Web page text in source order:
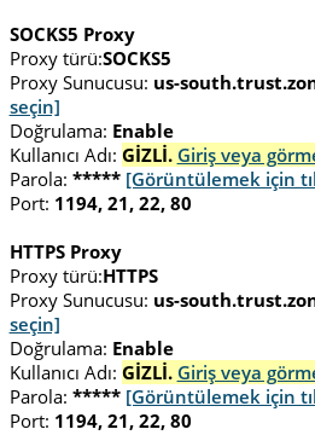
SOCKS5 Proxy
Proxy türü:SOCKS5
Proxy Sunucusu: us-
seçin]
Doğrulama: Enable
Kullanıcı Adı: GİZLİ. Giriş veya
Parola: ***** [Görüntülemek için
Port: 1194, 21, 22, 80
HTTPS Proxy
Proxy türü:HTTPS
Proxy Sunucusu: us-
seçin]
Doğrulama: Enable
Kullanıcı Adı: GİZLİ. Giriş veya
Parola: ***** [Görüntülemek için
Port: 1194, 21, 22, 80